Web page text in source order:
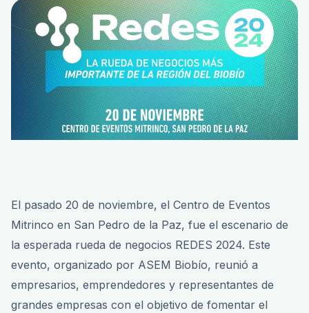
El pasado 20 de noviembre, el Centro de Eventos
Mitrinco en San Pedro de la Paz, fue el escenario de
la esperada rueda de negocios REDES 2024. Este
evento, organizado por ASEM Biobío, reunió a
empresarios, emprendedores y representantes de
grandes empresas con el objetivo de fomentar el